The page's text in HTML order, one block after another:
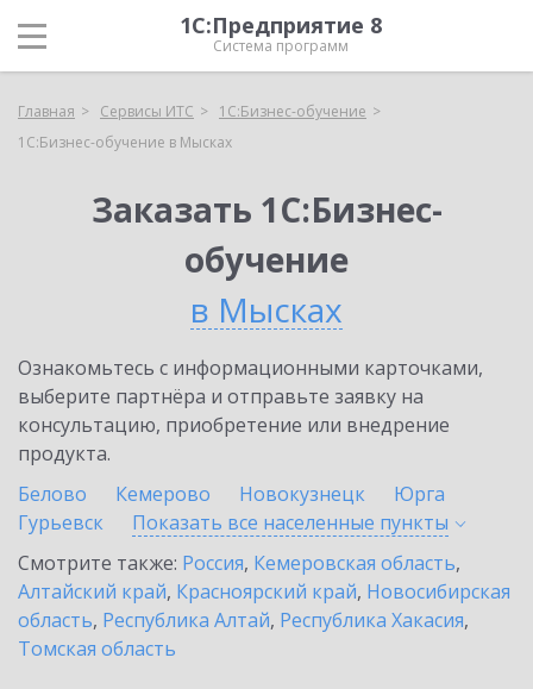
1С:Предприятие 8
Система программ
Главная Сервисы ИТС
1С:Бизнес-обучение
1С:Бизнес-обучение в Мысках
Заказать 1С:Бизнес-
обучение
в Мысках
Ознакомьтесь с информационными карточками,
выберите партнёра и отправьте заявку на
консультацию, приобретение или внедрение
продукта.
Белово
Кемерово Новокузнецк
Юрга
Гурьевск
Показать все населенные пункты
Смотрите также: Россия, Кемеровская область,
Алтайский край, Красноярский край, Новосибирская
область, Республика Алтай, Республика Хакасия,
Томская область